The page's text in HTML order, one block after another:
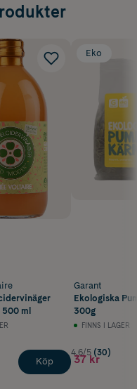
ml
Köp
Eko
Garant
Ekologiska
300g
FINNS I LAGER
4.6/5 (30)
37 kr